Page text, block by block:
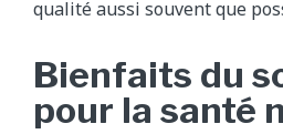
qualité aussi souvent que
Bienfaits du
pour la santé